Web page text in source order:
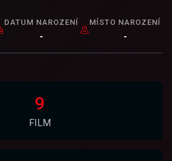
DATUM NAROZENÍ
-
MÍSTO NAROZENÍ
-
9
FILM